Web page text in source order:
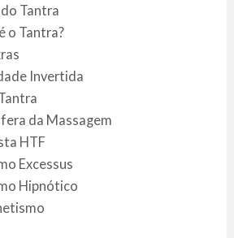
Tantra
o Tantra?
Invertida
da Massagem
HTF
Excessus
Hipnótico